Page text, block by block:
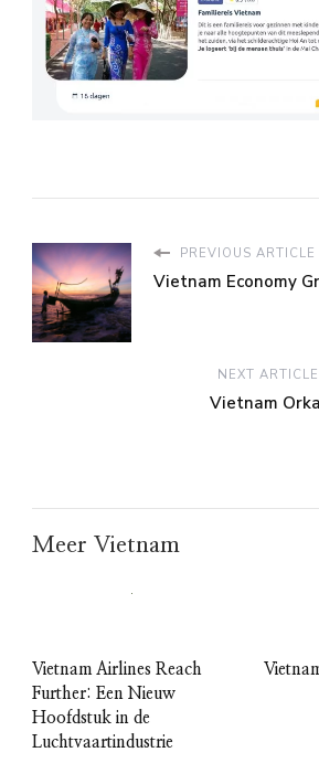
PREVIOUS ARTICLE
Vietnam Economy
NEXT ARTICLE
Vietnam
Meer Vietnam
Vietnam Airlines Reach
Further: Een Nieuw
Hoofdstuk in de
Luchtvaartindustrie